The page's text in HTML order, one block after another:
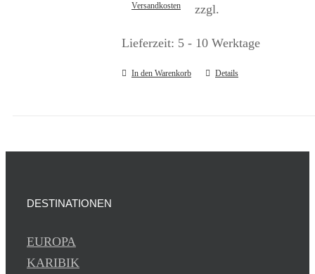
zzgl.
Versandkosten
Lieferzeit: 5 - 10 Werktage
In den Warenkorb Details
DESTINATIONEN
EUROPA
KARIBIK